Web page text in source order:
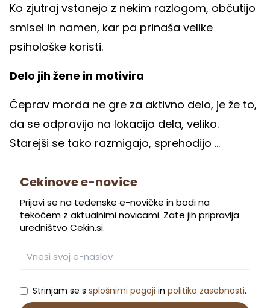
Ko zjutraj vstanejo z nekim razlogom, občutijo
smisel in namen, kar pa prinaša velike
psihološke koristi.
Delo jih žene in motivira
Čeprav morda ne gre za aktivno delo, je že to,
da se odpravijo na lokacijo dela, veliko.
Starejši se tako razmigajo, sprehodijo ...
Cekinove e-novice
Prijavi se na tedenske e-novičke in bodi na
tekočem z aktualnimi novicami. Zate jih pripravlja
uredništvo Cekin.si.
Strinjam se s splošnimi pogoji in politiko zasebnosti.